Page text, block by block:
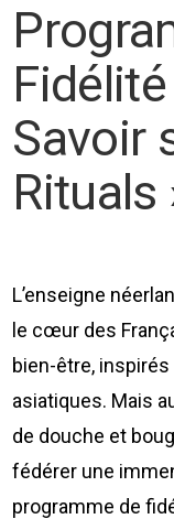
Savoir
Rituals
L’enseigne
le cœur des
bien-être,
asiatiques. Mais
de douche et
fédérer une
programme de